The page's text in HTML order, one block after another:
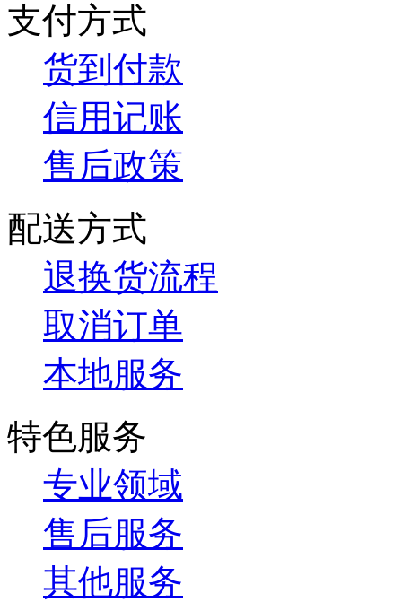
支付方式
货到付款
信用记账
售后政策
配送方式
退换货流程
取消订单
本地服务
特色服务
专业领域
售后服务
其他服务